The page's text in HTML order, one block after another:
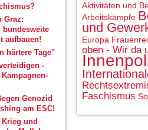
Graz:
bundesweite
aufbauen!
härtere Tage"
-
Genozid
am ESC!
Krieg und
Aktivitäten und
Arbeitskämpfe
und
Europa
oben - Wir da
Faschismus